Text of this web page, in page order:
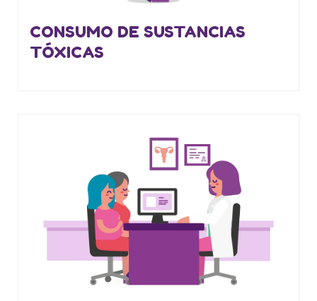
CONSUMO DE SUSTANCIAS
TÓXICAS